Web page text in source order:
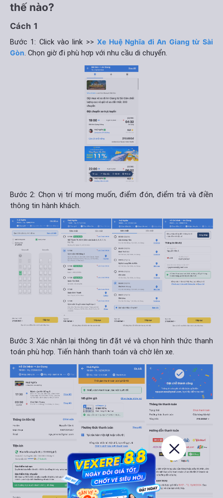
thế nào?
Cách 1
Bước 1: Click vào link >> Xe Huệ Nghĩa đi An Giang từ Sài
Gòn. Chọn giờ đi phù hợp với nhu cầu di chuyển.
Bước 2: Chọn vị trí mong muốn, điểm đón, điểm trả và điền
thông tin hành khách.
Bước 3: Xác nhận lại thông tin đặt vé và chọn hình thức thanh
toán phù hợp. Tiến hành thanh toán và chờ lên xe.